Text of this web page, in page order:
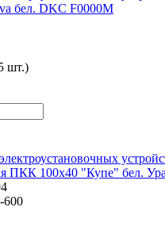
бел. DKC F0000M
шт.)
ПКК 100х40 "Купе" бел.